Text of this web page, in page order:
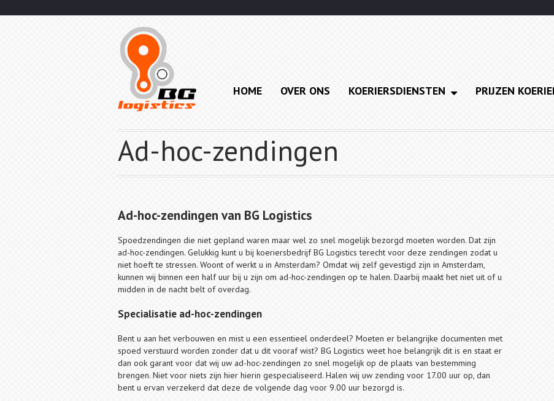
HOME OVER ONS KOERIERSDIENSTEN  PRIJZEN
Ad-hoc-zendingen
Ad-hoc-zendingen van BG Logistics
Spoedzendingen die niet gepland waren maar wel zo snel mogelijk bezorgd moeten worden. Dat zijn
ad-hoc-zendingen. Gelukkig kunt u bij koeriersbedrijf BG Logistics terecht voor deze zendingen zodat u
niet hoeft te stressen. Woont of werkt u in Amsterdam? Omdat wij zelf gevestigd zijn in Amsterdam,
kunnen wij binnen een half uur bij u zijn om ad-hoc-zendingen op te halen. Daarbij maakt het niet uit of u
midden in de nacht belt of overdag.
Specialisatie ad-hoc-zendingen
Bent u aan het verbouwen en mist u een essentieel onderdeel? Moeten er belangrijke documenten met
spoed verstuurd worden zonder dat u dit vooraf wist? BG Logistics weet hoe belangrijk dit is en staat er
dan ook garant voor dat wij uw ad-hoc-zendingen zo snel mogelijk op de plaats van bestemming
brengen. Niet voor niets zijn hier hierin gespecialiseerd. Halen wij uw zending voor 17.00 uur op, dan
bent u ervan verzekerd dat deze de volgende dag voor 9.00 uur bezorgd is.